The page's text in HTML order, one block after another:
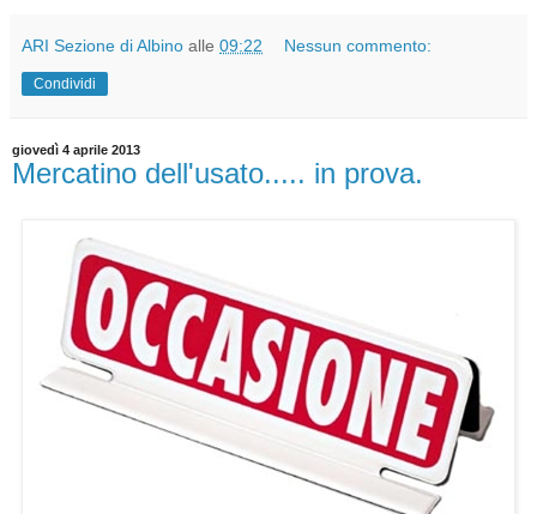
ARI Sezione di Albino alle 09:22 Nessun commento:
Condividi
giovedì 4 aprile 2013
Mercatino dell'usato..... in prova.